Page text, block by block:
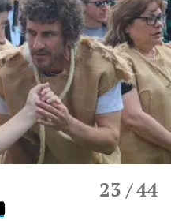
23 / 44